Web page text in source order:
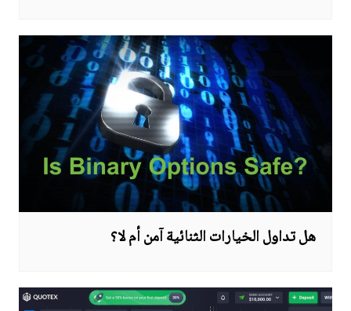
هل تداول الخيارات الثنائية آمن أم لا؟